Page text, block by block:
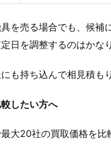
を売る場合でも、候
日を調整するのはかな
も持ち込んで相見積も
したい方へ
大20社の買取価格を